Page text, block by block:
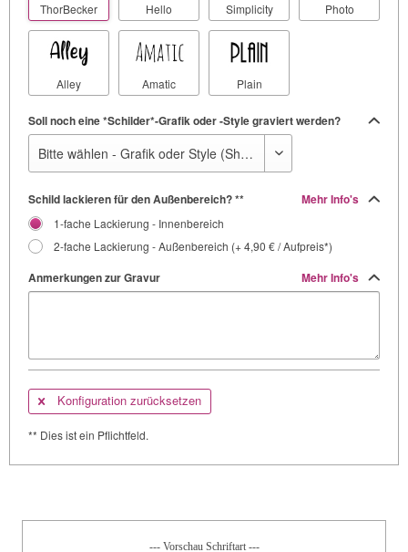
ThorBecker Hello Simplicity Photo
Alley Amatic Plain
Soll noch eine *Schilder*-Grafik oder -Style graviert werden?
Schild lackieren für den Außenbereich? ** Mehr Info's
1-fache Lackierung - Innenbereich
2-fache Lackierung - Außenbereich (+ 4,90 € / Aufpreis*)
Anmerkungen zur Gravur Mehr Info's
Konfiguration zurücksetzen
** Dies ist ein Pflichtfeld.
--- Vorschau Schriftart ---